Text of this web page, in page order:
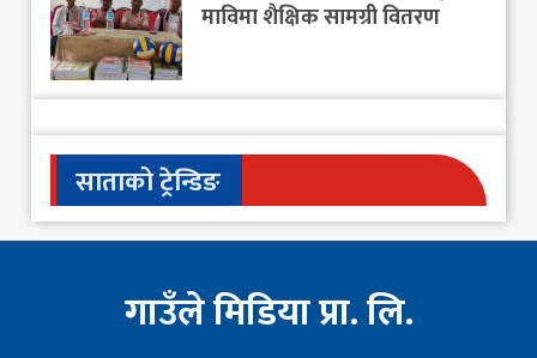
माविमा शैक्षिक सामग्री वितरण
साताको ट्रेन्डिङ
गाउँले मिडिया प्रा. लि.